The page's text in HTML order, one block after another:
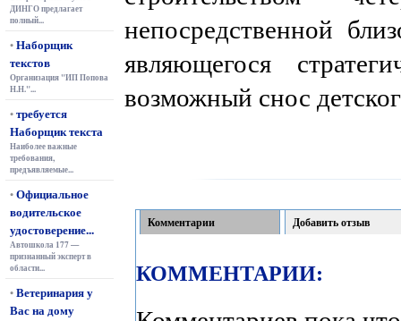
ДИНГО предлагает
полный...
•Наборщик
текстов
Организация "ИП Попова
Н.Н."...
•требуется
Наборщик текста
Наиболее важные
требования,
предъявляемые...
•Официальное
водительское
удостоверение...
Автошкола 177 —
признанный эксперт в
области...
•Ветеринария у
Вас на дому
непосредственной
являющегося
возможный снос
Комментарии Добавить отзыв
КОММЕНТАРИИ: